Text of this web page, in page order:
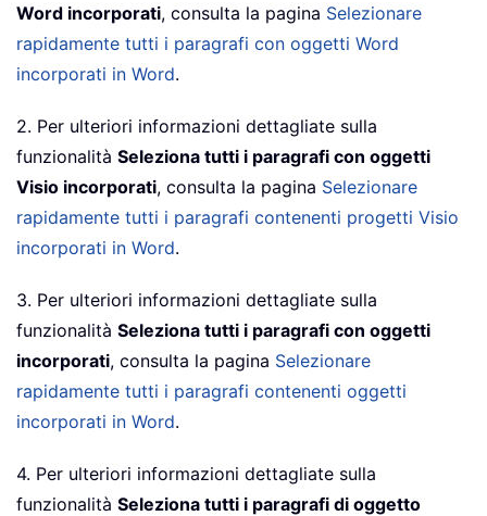
Word incorporati, consulta la pagina Selezionare
rapidamente tutti i paragrafi con oggetti Word
incorporati in Word.
2. Per ulteriori informazioni dettagliate sulla
funzionalità Seleziona tutti i paragrafi con oggetti
Visio incorporati, consulta la pagina Selezionare
rapidamente tutti i paragrafi contenenti progetti Visio
incorporati in Word.
3. Per ulteriori informazioni dettagliate sulla
funzionalità Seleziona tutti i paragrafi con oggetti
incorporati, consulta la pagina Selezionare
rapidamente tutti i paragrafi contenenti oggetti
incorporati in Word.
4. Per ulteriori informazioni dettagliate sulla
funzionalità Seleziona tutti i paragrafi di oggetto